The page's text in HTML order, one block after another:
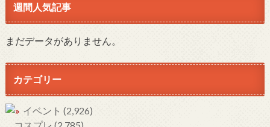
週間人気記事
まだデータがありません。
カテゴリー
イベント (2,926)